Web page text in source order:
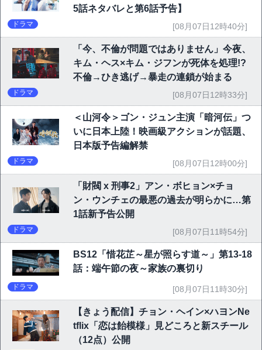
5話ネタバレと第6話予告】
ドラマ [08月07日12時40分]
「今、不倫が問題ではありません」今夜、
キム・ヘス×キム・ジフンが死体を処理!?
不倫→ひき逃げ→暴走の連鎖が始まる
ドラマ [08月07日12時33分]
＜山河令＞ゴン・ジュン主演「暗河伝」つ
いに日本上陸！映画級アクションが話題、
日本版予告編解禁
ドラマ [08月07日12時00分]
「財閥 x 刑事2」アン・ボヒョン×チョ
ン・ウンチェの最悪の過去が明らかに…第
1話新予告公開
ドラマ [08月07日11時54分]
BS12「惜花芷～星が照らす道～」第13-18
話：端午節の夜～家族の裏切り
ドラマ [08月07日11時30分]
【きょう配信】チョン・ヘイン×ハヨンNe
tflix「恋は飴模様」見どころと新スチール
（12点）公開